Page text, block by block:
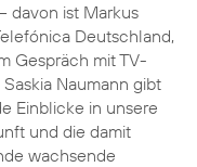
davon ist Markus
Deutschland,
Gespräch mit TV-
Naumann gibt
Einblicke in unsere
und die damit
wachsende